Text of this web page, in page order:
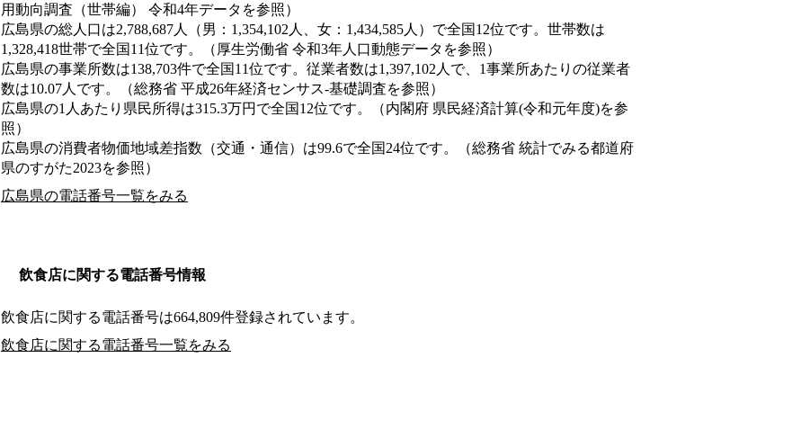
用動向調査（世帯編） 令和4年データを参照）
広島県の総人口は2,788,687人（男：1,354,102人、女：1,434,585人）で全国12位です。世帯数は
1,328,418世帯で全国11位です。（厚生労働省 令和3年人口動態データを参照）
広島県の事業所数は138,703件で全国11位です。従業者数は1,397,102人で、1事業所あたりの従業者
数は10.07人です。（総務省 平成26年経済センサス‐基礎調査を参照）
広島県の1人あたり県民所得は315.3万円で全国12位です。（内閣府 県民経済計算(令和元年度)を参
照）
広島県の消費者物価地域差指数（交通・通信）は99.6で全国24位です。（総務省 統計でみる都道府
県のすがた2023を参照）
広島県の電話番号一覧をみる
飲食店に関する電話番号情報
飲食店に関する電話番号は664,809件登録されています。
飲食店に関する電話番号一覧をみる